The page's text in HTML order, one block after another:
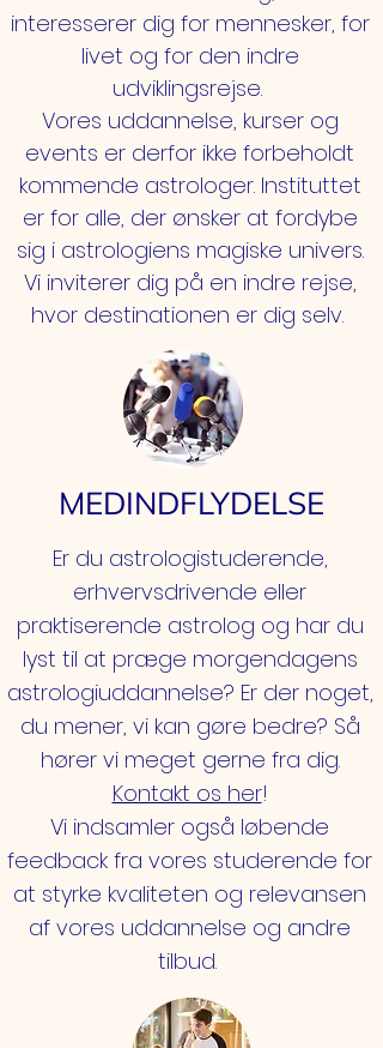
interesserer dig for mennesker, for
livet og for den indre
udviklingsrejse.
Vores uddannelse, kurser og
events er derfor ikke forbeholdt
kommende astrologer. Instituttet
er for alle, der ønsker at fordybe
sig i astrologiens magiske univers.
Vi inviterer dig på en indre rejse,
hvor destinationen er dig selv.
MEDINDFLYDELSE
Er du astrologistuderende,
erhvervsdrivende eller
praktiserende astrolog og har du
lyst til at præge morgendagens
astrologiuddannelse? Er der noget,
du mener, vi kan gøre bedre? Så
hører vi meget gerne fra dig.
Kontakt os her!
Vi indsamler også løbende
feedback fra vores studerende for
at styrke kvaliteten og relevansen
af vores uddannelse og andre
tilbud.